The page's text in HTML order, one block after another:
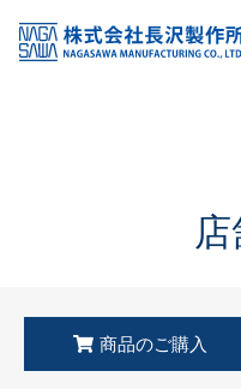
KSS加盟店・取扱店情報
店舗一覧
商品のご購入